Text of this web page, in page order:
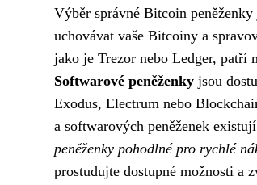
Výběr správné Bitcoin
uchovávat vaše Bitcoiny a
jako je Trezor nebo Ledger,
Softwarové peněženky jsou
Exodus, Electrum nebo
a softwarových peněženek
peněženky pohodlné pro rychlé
prostudujte dostupné možnosti a